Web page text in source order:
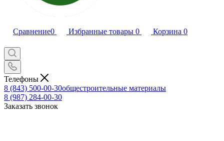
Сравнение0 Избранные товары 0 Корзина 0
Телефоны
8 (843) 500-00-30общестроительные материалы
8 (987) 284-00-30
Заказать звонок